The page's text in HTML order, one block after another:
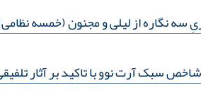
سه نگاره از لیلی و مجنون (خمسه
سبک آرت نوو با تاکید بر آثار